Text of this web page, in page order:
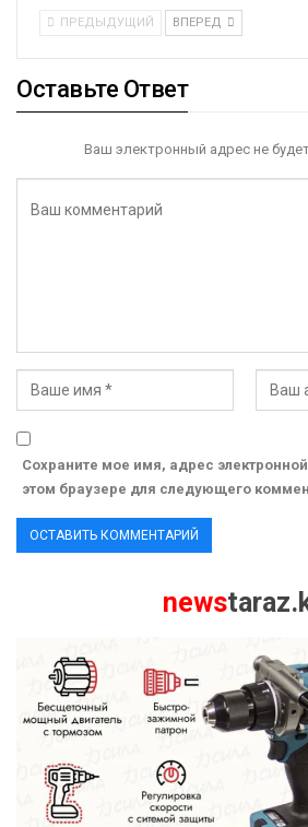
ПРЕДЫДУЩИЙ ВПЕРЕД
Оставьте Ответ
Ваш электронный адрес не
Сохраните мое имя, адрес
этом браузере для следующего
news